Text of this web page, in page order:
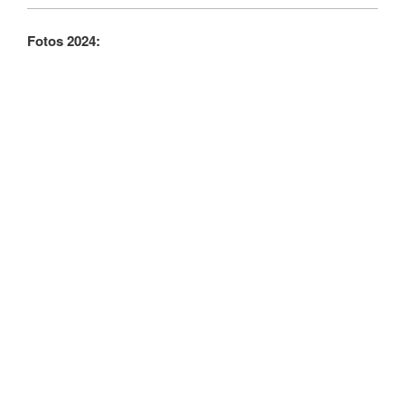
Fotos 2024: